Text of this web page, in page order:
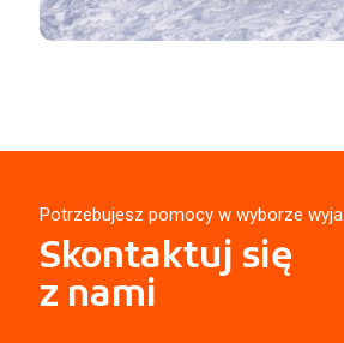
Potrzebujesz pomocy w wyborze
Skontaktuj się
z nami